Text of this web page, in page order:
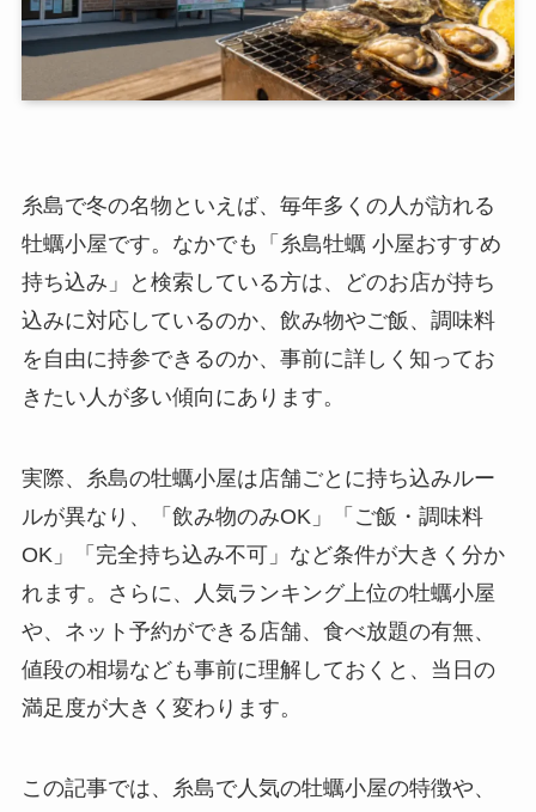
糸島で冬の名物といえば、毎年多くの人が訪れる
牡蠣小屋です。なかでも「糸島牡蠣 小屋おすすめ
持ち込み」と検索している方は、どのお店が持ち
込みに対応しているのか、飲み物やご飯、調味料
を自由に持参できるのか、事前に詳しく知ってお
きたい人が多い傾向にあります。
実際、糸島の牡蠣小屋は店舗ごとに持ち込みルー
ルが異なり、「飲み物のみOK」「ご飯・調味料
OK」「完全持ち込み不可」など条件が大きく分か
れます。さらに、人気ランキング上位の牡蠣小屋
や、ネット予約ができる店舗、食べ放題の有無、
値段の相場なども事前に理解しておくと、当日の
満足度が大きく変わります。
この記事では、糸島で人気の牡蠣小屋の特徴や、